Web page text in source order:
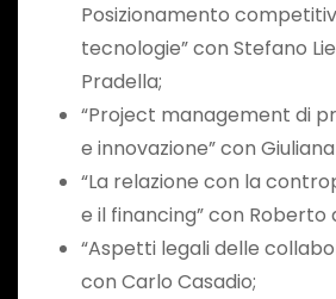
Posizionamento
tecnologie” con Stefano
Pradella;
“Project management di
e innovazione” con
“La relazione con la
e il financing” con Roberto
“Aspetti legali delle
con Carlo Casadio;